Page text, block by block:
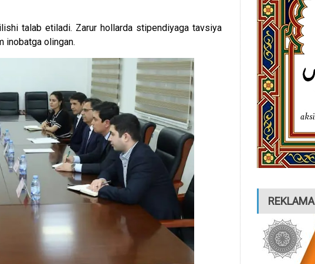
talab etiladi. Zarur hollarda stipendiyaga tavsiya
inobatga olingan.
REKLAMA